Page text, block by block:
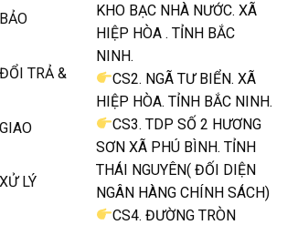
TRẢ &
LÝ
KHO BẠC NHÀ NƯỚC. XÃ
HIỆP HÒA . TỈNH BẮC
NINH.
CS2. NGÃ TƯ BIỂN. XÃ
HIỆP HÒA. TỈNH BẮC NINH.
CS3. TDP SỐ 2 HƯƠNG
SƠN XÃ PHÚ BÌNH. TỈNH
THÁI NGUYÊN( ĐỐI DIỆN
NGÂN HÀNG CHÍNH SÁCH)
CS4. ĐƯỜNG TRÒN